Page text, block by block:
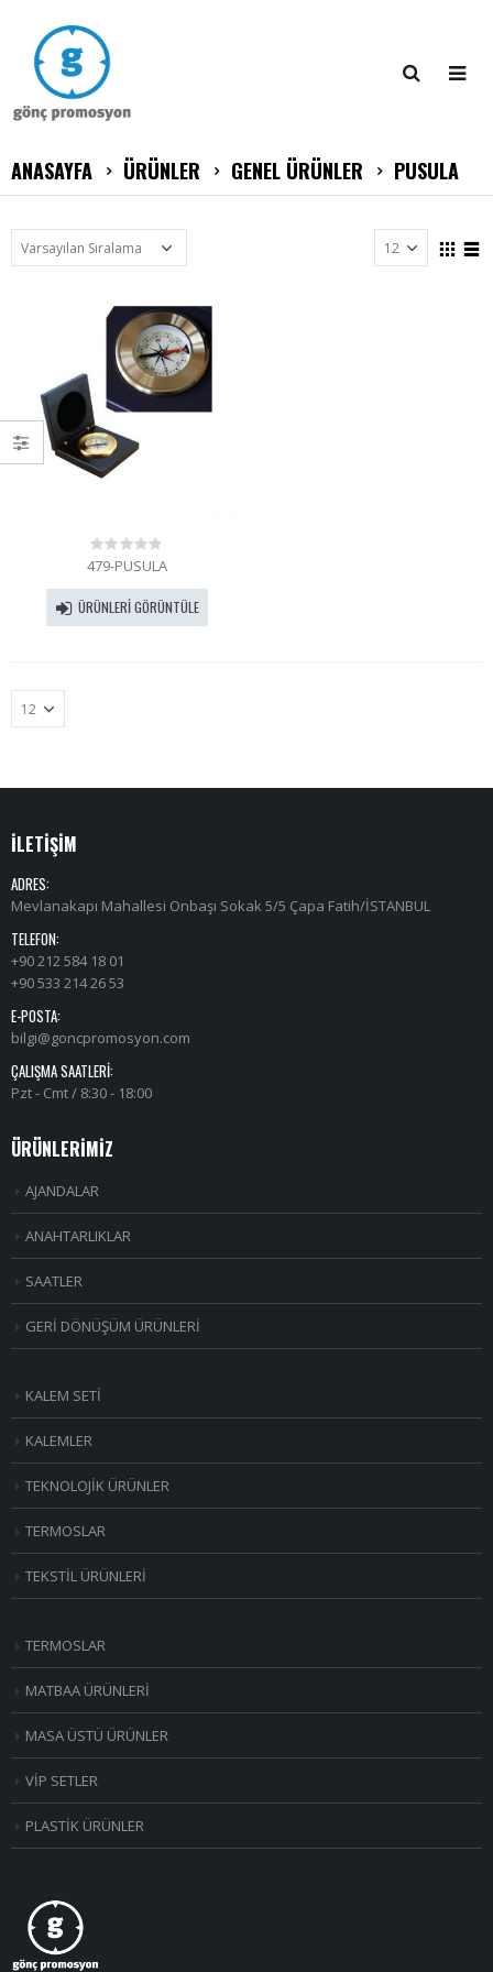
ANASAYFA ÜRÜNLER GENEL ÜRÜNLER PUSULA
0
5
479-PUSULA
ÜRÜNLERI GÖRÜNTÜLE
İLETİŞİM
ADRES:
Mevlanakapı Mahallesi Onbaşı Sokak 5/5 Çapa Fatih/İSTANBUL
TELEFON:
+90 212 584 18 01
+90 533 214 26 53
E-POSTA:
bilgi@goncpromosyon.com
ÇALIŞMA SAATLERI:
Pzt - Cmt / 8:30 - 18:00
ÜRÜNLERİMİZ
AJANDALAR
ANAHTARLIKLAR
SAATLER
GERİ DÖNÜŞÜM ÜRÜNLERİ
KALEM SETİ
KALEMLER
TEKNOLOJİK ÜRÜNLER
TERMOSLAR
TEKSTİL ÜRÜNLERİ
TERMOSLAR
MATBAA ÜRÜNLERİ
MASA ÜSTÜ ÜRÜNLER
VİP SETLER
PLASTİK ÜRÜNLER